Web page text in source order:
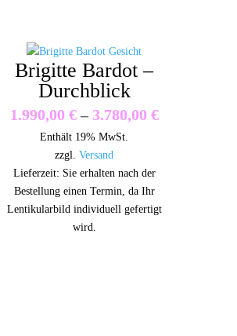
Brigitte Bardot –
Durchblick
1.990,00 € – 3.780,00 €Preisspanne:
Enthält 19% MwSt.
zzgl.Versand
Lieferzeit: Sie erhalten nach der
Bestellung einen Termin, da Ihr
Lentikularbild individuell gefertigt
wird.